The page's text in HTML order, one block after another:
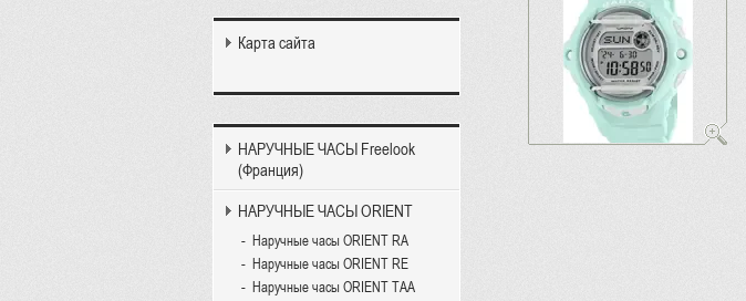
Карта сайта
НАРУЧНЫЕ ЧАСЫ Freelook
(Франция)
НАРУЧНЫЕ ЧАСЫ ORIENT
Наручные часы ORIENT RA
Наручные часы ORIENT RE
Наручные часы ORIENT TAA